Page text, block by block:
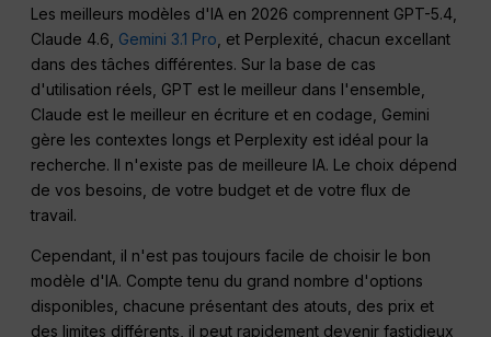
Les meilleurs modèles d'IA en 2026 comprennent GPT-5.4,
Claude 4.6, Gemini 3.1 Pro , et Perplexité, chacun excellant
dans des tâches différentes. Sur la base de cas
d'utilisation réels, GPT est le meilleur dans l'ensemble,
Claude est le meilleur en écriture et en codage, Gemini
gère les contextes longs et Perplexity est idéal pour la
recherche. Il n'existe pas de meilleure IA. Le choix dépend
de vos besoins, de votre budget et de votre flux de
travail.
Cependant, il n'est pas toujours facile de choisir le bon
modèle d'IA. Compte tenu du grand nombre d'options
disponibles, chacune présentant des atouts, des prix et
des limites différents, il peut rapidement devenir fastidieux